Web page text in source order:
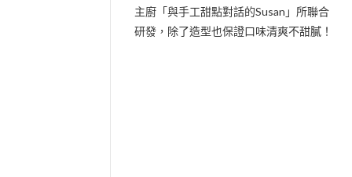
主廚「與手工甜點對話的Susan」所聯合
研發，除了造型也保證口味清爽不甜膩！